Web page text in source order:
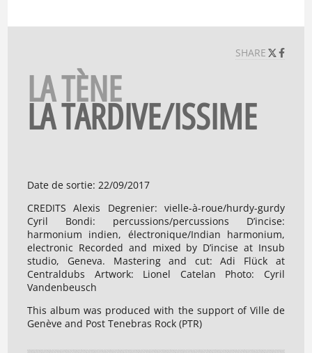
SHARE
LA TÈNE
LA TARDIVE/ISSIME
Date de sortie: 22/09/2017
CREDITS Alexis Degrenier: vielle-à-roue/hurdy-gurdy
Cyril Bondi: percussions/percussions D’incise:
harmonium indien, électronique/Indian harmonium,
electronic Recorded and mixed by D’incise at Insub
studio, Geneva. Mastering and cut: Adi Flück at
Centraldubs Artwork: Lionel Catelan Photo: Cyril
Vandenbeusch
This album was produced with the support of Ville de
Genève and Post Tenebras Rock (PTR)